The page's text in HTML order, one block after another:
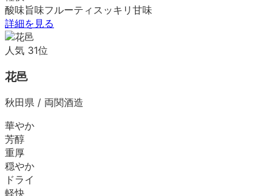
酸味旨味フルーティ スッキリ 甘味
詳細を見る
人気 31位
花邑
秋田県 / 両関酒造
華やか
芳醇
重厚
穏やか
ドライ
軽快